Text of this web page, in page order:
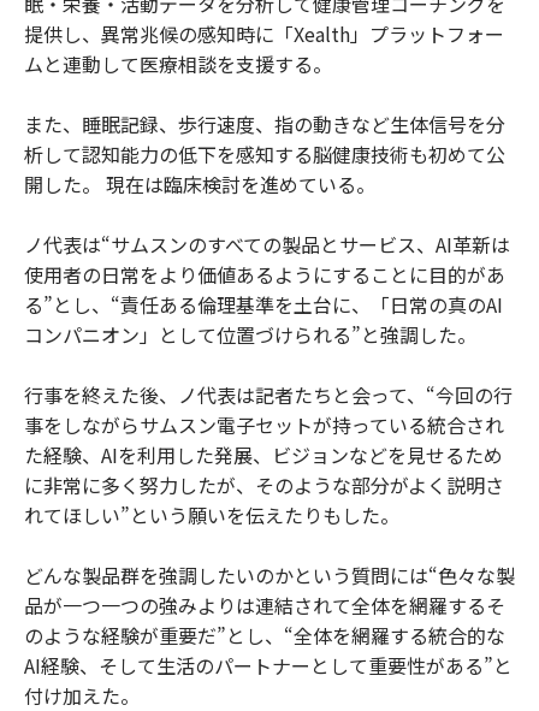
提供し、異常兆候の感知時に「Xealth」プラットフォー
ムと連動して医療相談を支援する。
また、睡眠記録、歩行速度、指の動きなど生体信号を分
析して認知能力の低下を感知する脳健康技術も初めて公
開した。 現在は臨床検討を進めている。
ノ代表は“サムスンのすべての製品とサービス、AI革新は
使用者の日常をより価値あるようにすることに目的があ
る”とし、“責任ある倫理基準を土台に、「日常の真のAI
コンパニオン」として位置づけられる”と強調した。
行事を終えた後、ノ代表は記者たちと会って、“今回の行
事をしながらサムスン電子セットが持っている統合され
た経験、AIを利用した発展、ビジョンなどを見せるため
に非常に多く努力したが、そのような部分がよく説明さ
れてほしい”という願いを伝えたりもした。
どんな製品群を強調したいのかという質問には“色々な製
品が一つ一つの強みよりは連結されて全体を網羅するそ
のような経験が重要だ”とし、“全体を網羅する統合的な
AI経験、そして生活のパートナーとして重要性がある”と
付け加えた。